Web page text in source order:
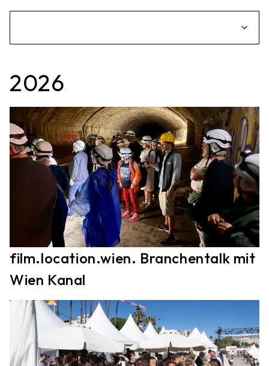
2026
film.location.wien. Branchentalk mit
Wien Kanal